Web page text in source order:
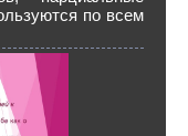
по всем